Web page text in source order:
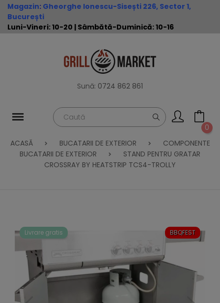
Magazin: Gheorghe Ionescu-Sisești 226, Sector 1,
București
Luni-Vineri: 10-20 | Sâmbătă-Duminică: 10-16
Sună: 0724 862 861
0
ACASĂ
BUCATARII DE EXTERIOR
COMPONENTE
BUCATARII DE EXTERIOR
STAND PENTRU GRATAR
CROSSRAY BY HEATSTRIP TCS4-TROLLY
BBQFEST
Livrare gratis